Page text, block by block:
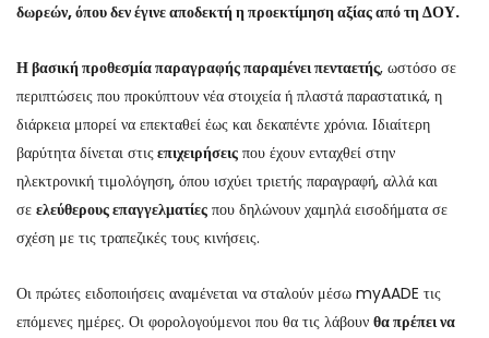
δωρεών, όπου δεν έγινε αποδεκτή η προεκτίμηση αξίας από τη ΔΟΥ.
Η βασική προθεσμία παραγραφής παραμένει πενταετής, ωστόσο σε
περιπτώσεις που προκύπτουν νέα στοιχεία ή πλαστά παραστατικά, η
διάρκεια μπορεί να επεκταθεί έως και δεκαπέντε χρόνια. Ιδιαίτερη
βαρύτητα δίνεται στιςεπιχειρήσεις που έχουν ενταχθεί στην
ηλεκτρονική τιμολόγηση, όπου ισχύει τριετής παραγραφή, αλλά και
σε ελεύθερους επαγγελματίες που δηλώνουν χαμηλά εισοδήματα σε
σχέση με τις τραπεζικές τους κινήσεις.
Οι πρώτες ειδοποιήσεις αναμένεται να σταλούν μέσω myAADE τις
επόμενες ημέρες. Οι φορολογούμενοι που θα τις λάβουν θα πρέπει να